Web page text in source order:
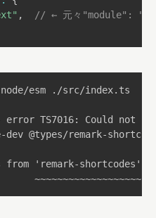
,
// ← 元々"module":
esm ./src/index.ts
TS7016: Could not
dev @types/remark-
from 'remark-shortcodes';
~~~~~~~~~~~~~~~~~~~